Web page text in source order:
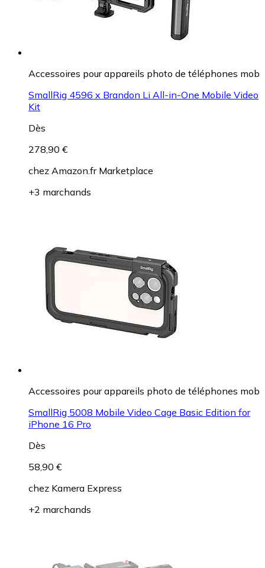
Accessoires pour appareils photo de téléphones mob
SmallRig 4596 x Brandon Li All-in-One Mobile Video
Kit
Dès
278,90 €
chez Amazon.fr Marketplace
+3 marchands
Accessoires pour appareils photo de téléphones mob
SmallRig 5008 Mobile Video Cage Basic Edition for
iPhone 16 Pro
Dès
58,90 €
chez Kamera Express
+2 marchands